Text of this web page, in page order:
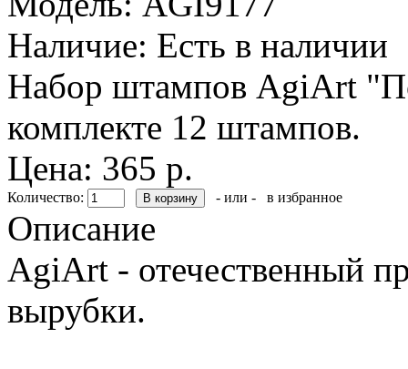
Наличие: Есть в наличии
Набор штампов AgiArt
комплекте 12 штампов.
Цена: 365 р.
Количество: - или - в избранное
Описание
AgiArt - отечественный
вырубки.